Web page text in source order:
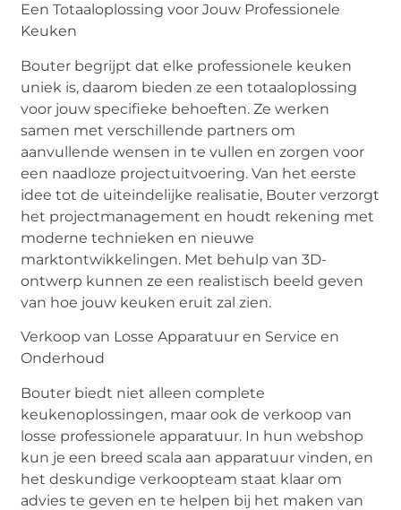
Een Totaaloplossing voor Jouw Professionele
Keuken
Bouter begrijpt dat elke professionele keuken
uniek is, daarom bieden ze een totaaloplossing
voor jouw specifieke behoeften. Ze werken
samen met verschillende partners om
aanvullende wensen in te vullen en zorgen voor
een naadloze projectuitvoering. Van het eerste
idee tot de uiteindelijke realisatie, Bouter verzorgt
het projectmanagement en houdt rekening met
moderne technieken en nieuwe
marktontwikkelingen. Met behulp van 3D-
ontwerp kunnen ze een realistisch beeld geven
van hoe jouw keuken eruit zal zien.
Verkoop van Losse Apparatuur en Service en
Onderhoud
Bouter biedt niet alleen complete
keukenoplossingen, maar ook de verkoop van
losse professionele apparatuur. In hun webshop
kun je een breed scala aan apparatuur vinden, en
het deskundige verkoopteam staat klaar om
advies te geven en te helpen bij het maken van